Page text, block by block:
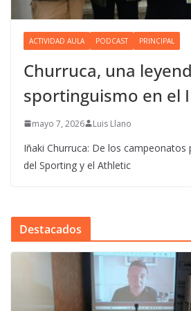
ACTIVIDAD AULA PODCAST PRINCIPAL
Churruca, una
sportinguismo en el
mayo 7, 2026 Luis Llano
Iñaki Churruca: De los campeonatos
del Sporting y el Athletic
Destacados